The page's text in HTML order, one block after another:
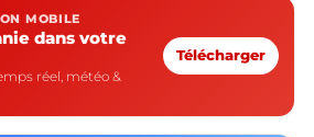
MOBILE
dans votre
réel, météo &
Télécharger